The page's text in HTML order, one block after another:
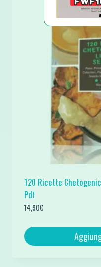
120 Ricette
Pdf
14,90€